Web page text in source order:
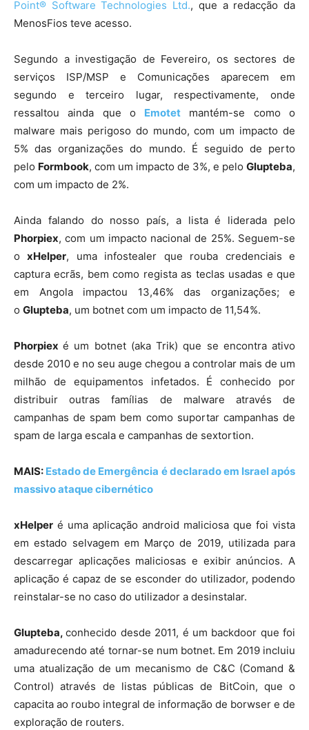
Point® Software Technologies Ltd., que a redacção da
MenosFios teve acesso.
Segundo a investigação de Fevereiro, os sectores de
serviços ISP/MSP e Comunicações aparecem em
segundo e terceiro lugar, respectivamente, onde
ressaltou ainda que o Emotet mantém-se como o
malware mais perigoso do mundo, com um impacto de
5% das organizações do mundo. É seguido de perto
pelo Formbook, com um impacto de 3%, e pelo Glupteba,
com um impacto de 2%.
Ainda falando do nosso país, a lista é liderada pelo
Phorpiex, com um impacto nacional de 25%. Seguem-se
oxHelper, uma infostealer que rouba credenciais e
captura ecrãs, bem como regista as teclas usadas e que
em Angola impactou 13,46% das organizações; e
o Glupteba, um botnet com um impacto de 11,54%.
Phorpiexé um botnet (aka Trik) que se encontra ativo
desde 2010 e no seu auge chegou a controlar mais de um
milhão de equipamentos infetados. É conhecido por
distribuir outras famílias de malware através de
campanhas de spam bem como suportar campanhas de
spam de larga escala e campanhas de sextortion.
MAIS: Estado de Emergência é declarado em Israel após
massivo ataque cibernético
xHelper é uma aplicação android maliciosa que foi vista
em estado selvagem em Março de 2019, utilizada para
descarregar aplicações maliciosas e exibir anúncios. A
aplicação é capaz de se esconder do utilizador, podendo
reinstalar-se no caso do utilizador a desinstalar.
Glupteba,conhecido desde 2011, é um backdoor que foi
amadurecendo até tornar-se num botnet. Em 2019 incluiu
uma atualização de um mecanismo de C&C (Comand &
Control) através de listas públicas de BitCoin, que o
capacita ao roubo integral de informação de borwser e de
exploração de routers.